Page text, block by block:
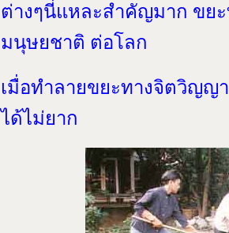
ต่างๆนี่แหละสำคัญมาก ขย
มนุษยชาติ ต่อโลก
เมื่อทำลายขยะทางจิตวิญญ
ได้ไม่ยาก